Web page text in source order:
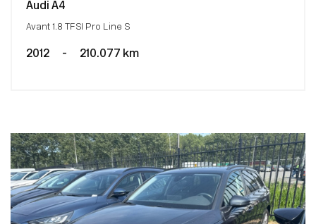
Audi A4
Avant 1.8 TFSI Pro Line S
2012 - 210.077 km